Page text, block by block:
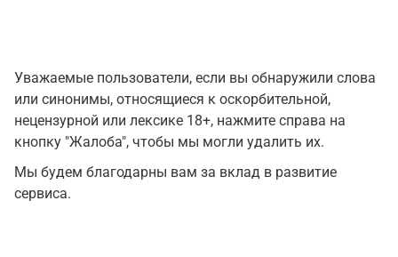
Уважаемые пользователи, если вы обнаружили слова
или синонимы, относящиеся к оскорбительной,
нецензурной или лексике 18+, нажмите справа на
кнопку "Жалоба", чтобы мы могли удалить их.
Мы будем благодарны вам за вклад в развитие
сервиса.